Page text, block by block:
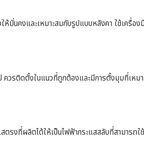
นคงและเหมาะสมกับรูปแบบหลังคา ใช้เครื่อง
วรติดตั้งในแนวที่ถูกต้องและมีการตั้งมุมที่เหม
งที่ผลิตได้ให้เป็นไฟฟ้ากระแสสลับที่สามารถใ